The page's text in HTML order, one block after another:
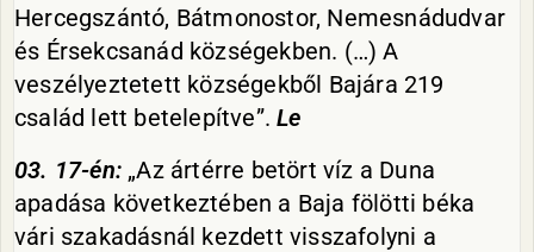
Hercegszántó, Bátmonostor, Nemesnádudvar
és Érsekcsanád községekben. (…) A
veszélyeztetett községekből Bajára 219
család lett betelepítve”.Le
03. 17-én: „Az ártérre betört víz a Duna
apadása következtében a Baja fölötti béka
vári szakadásnál kezdett visszafolyni a